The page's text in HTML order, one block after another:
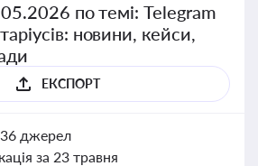
по темі: Telegram
новини, кейси,
ЕКСПОРТ
джерел
за 23 травня